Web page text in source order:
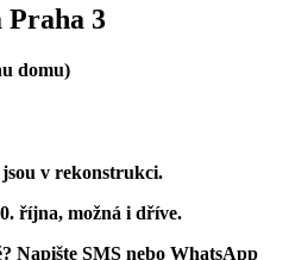
Praha 3
domu)
v rekonstrukci.
října, možná i dříve.
Napište SMS nebo WhatsApp